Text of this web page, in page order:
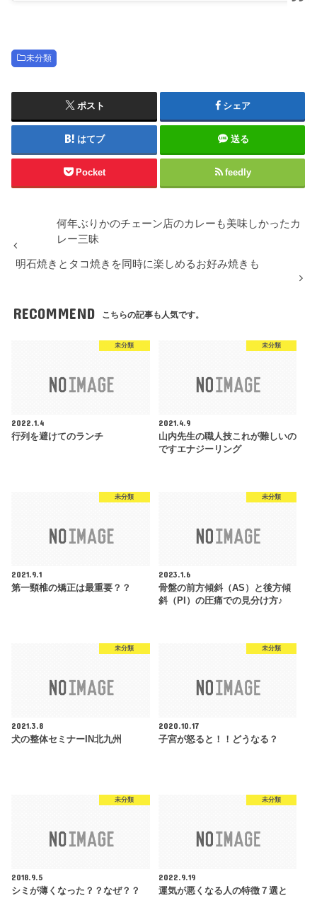
未分類
ポスト シェア
はてブ 送る
Pocket feedly
何年ぶりかのチェーン店のカレーも美味しかったカ
レー三昧
明石焼きとタコ焼きを同時に楽しめるお好み焼きも
RECOMMEND こちらの記事も人気です。
未分類
2022.1.4
行列を避けてのランチ
未分類
2021.4.9
山内先生の職人技これが難しいの
ですエナジーリング
未分類
2021.9.1
第一頸椎の矯正は最重要？？
未分類
2023.1.6
骨盤の前方傾斜（AS）と後方傾
斜（PI）の圧痛での見分け方♪
未分類
2021.3.8
犬の整体セミナーIN北九州
未分類
2020.10.17
子宮が怒ると！！どうなる？
未分類
2018.9.5
シミが薄くなった？？なぜ？？
未分類
2022.9.19
運気が悪くなる人の特徴７選と